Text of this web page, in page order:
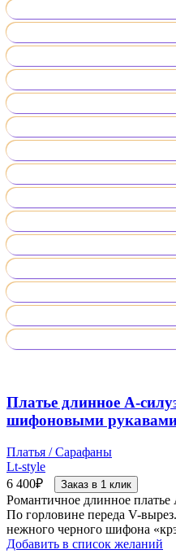
Платье длинное А-
шифоновыми
Платья / Сарафаны
Lt-style
6 400₽ Заказ в 1 клик
Романтичное длинное платье
По горловине переда V-
нежного черного шифона
Добавить в список желаний